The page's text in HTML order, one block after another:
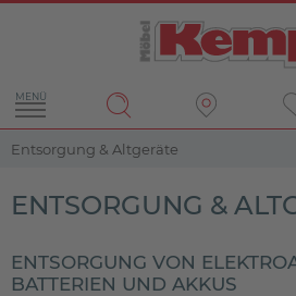
MENÜ
Entsorgung & Altgeräte
ENTSORGUNG &
ENTSORGUNG VON
BATTERIEN UND AKKUS